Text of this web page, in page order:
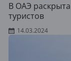
В ОАЭ
туристов
14.03.2024